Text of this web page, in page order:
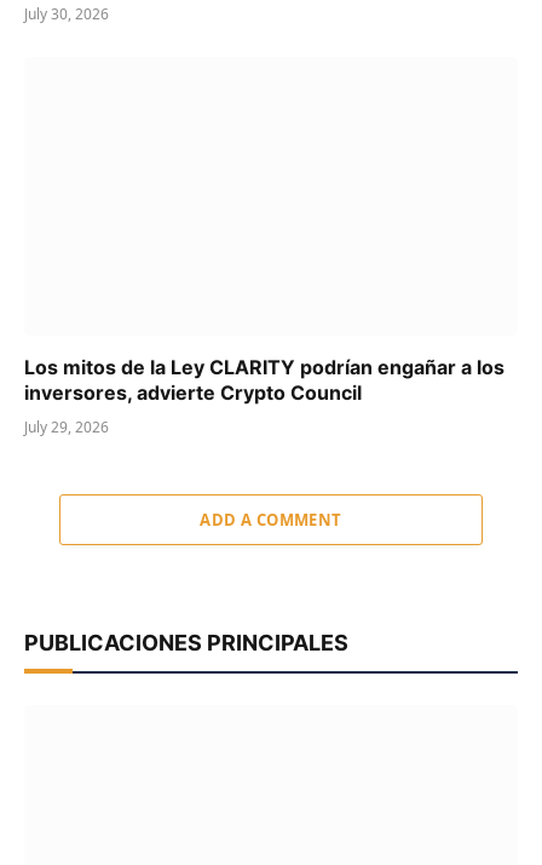
July 30, 2026
Los mitos de la Ley CLARITY podrían engañar a los
inversores, advierte Crypto Council
July 29, 2026
ADD A COMMENT
PUBLICACIONES PRINCIPALES